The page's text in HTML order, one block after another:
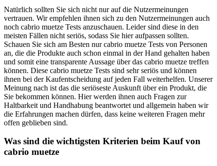
Natürlich sollten Sie sich nicht nur auf die Nutzermeinungen
vertrauen. Wir empfehlen ihnen sich zu den Nutzermeinungen auch
noch cabrio muetze Tests anzuschauen. Leider sind diese in den
meisten Fällen nicht seriös, sodass Sie hier aufpassen sollten.
Schauen Sie sich am Besten nur cabrio muetze Tests von Personen
an, die die Produkte auch schon einmal in der Hand gehalten haben
und somit eine transparente Aussage über das cabrio muetze treffen
können. Diese cabrio muetze Tests sind sehr seriös und können
ihnen bei der Kaufentscheidung auf jeden Fall weiterhelfen. Unserer
Meinung nach ist das die seriöseste Auskunft über ein Produkt, die
Sie bekommen können. Hier werden ihnen auch Fragen zur
Haltbarkeit und Handhabung beantwortet und allgemein haben wir
die Erfahrungen machen dürfen, dass keine weiteren Fragen mehr
offen geblieben sind.
Was sind die wichtigsten Kriterien beim Kauf von
cabrio muetze